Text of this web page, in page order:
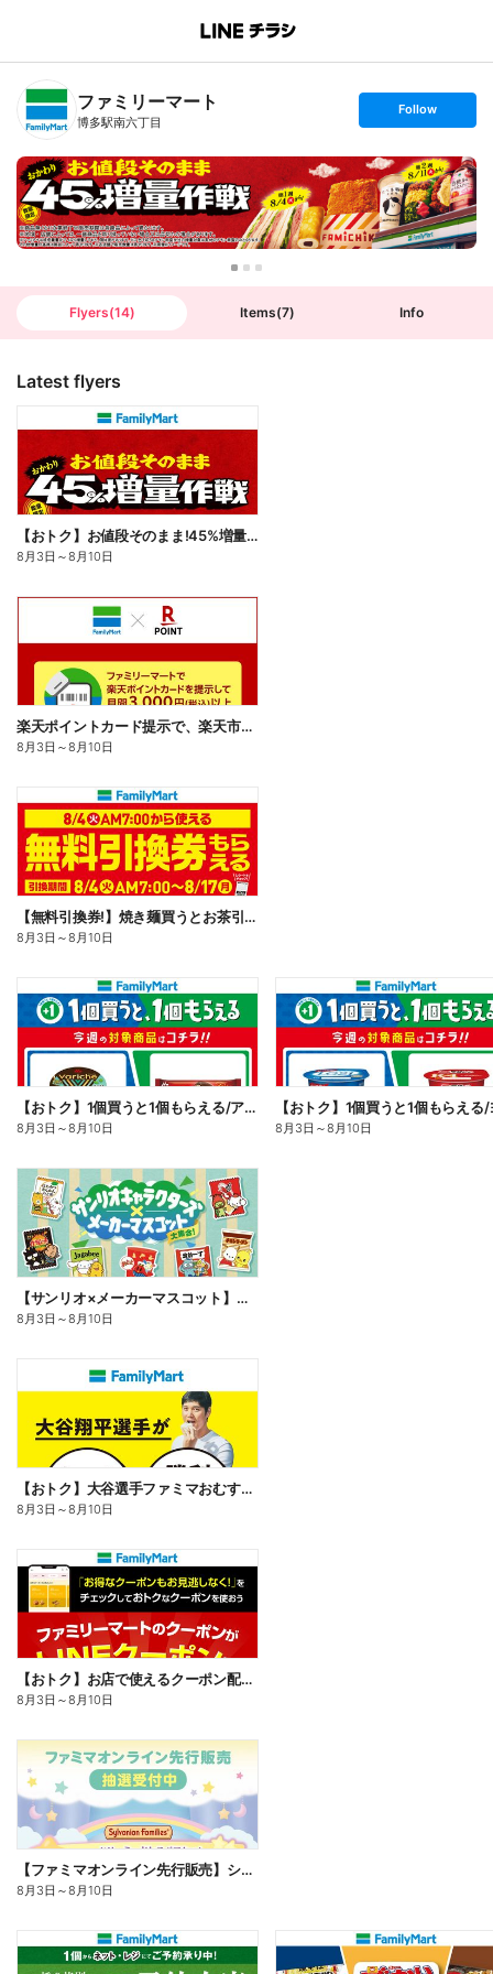
B
n
T
ファミリーマート
博多駅南六丁目
s
t
o
l
l
o
w
Follow
Flyers(14) Items(7) Info
Latest flyers
【おトク】お値段そのまま!45%増量作戦!
8月3日 ～8月10日
楽天ポイントカード提示で、楽天市場でのお買い物がおトクに!
8月3日 ～8月10日
【無料引換券!】焼き麺買うとお茶引換券貰える!
8月3日 ～8月10日
【おトク】1個買うと1個もらえる/アイス
8月3日 ～8月10日 8月3日 ～8月10日
【サンリオ×メーカーマスコット】オリジナルグッズ貰える!
8月3日 ～8月10日
【おトク】大谷選手ファミマおむすび割
8月3日 ～8月10日
【おトク】お店で使えるクーポン配信中
8月3日 ～8月10日
【ファミマオンライン先行販売】シルバニアファミリー
8月3日 ～8月10日